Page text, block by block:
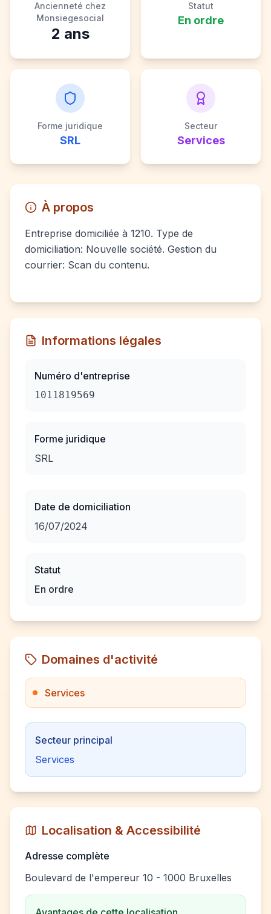
Ancienneté chez
Monsiegesocial
2 ans
Statut
En ordre
Forme juridique
SRL
Secteur
Services
À propos
Entreprise domiciliée à 1210. Type de
domiciliation: Nouvelle société. Gestion du
courrier: Scan du contenu.
Informations légales
Numéro d'entreprise
1011819569
Forme juridique
SRL
Date de domiciliation
16/07/2024
Statut
En ordre
Domaines d'activité
Services
Secteur principal
Services
Localisation & Accessibilité
Adresse complète
Boulevard de l'empereur 10 - 1000 Bruxelles